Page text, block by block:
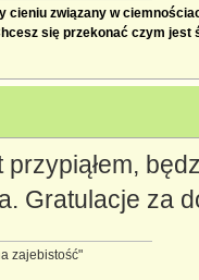
cieniu związany w
się przekonać czym jest
przypiąłem,
Gratulacje za
zajebistość"